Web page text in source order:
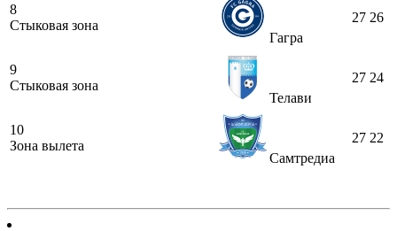
8
Стыковая зона
Гагра
27 26
9
Стыковая зона
Телави
27 24
10
Зона вылета
Самтредиа
27 22